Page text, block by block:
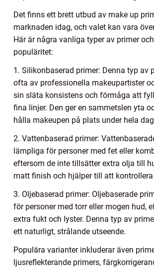
Det finns ett brett utbud av make up
marknaden idag, och valet kan vara
Här är några vanliga typer av primer
populäritet:
1. Silikonbaserad primer: Denna typ av
ofta av professionella makeupartister
sin släta konsistens och förmåga att
fina linjer. Den ger en sammetslen yta
hålla makeupen på plats under hela
2. Vattenbaserad primer:
lämpliga för personer med fet eller
eftersom de inte tillsätter extra olja till
matt finish och hjälper till att
3. Oljebaserad primer: Oljebaserade
för personer med torr eller mogen hud,
extra fukt och lyster. Denna typ av
ett naturligt, strålande utseende.
Populära varianter inkluderar även
ljusreflekterande primers,